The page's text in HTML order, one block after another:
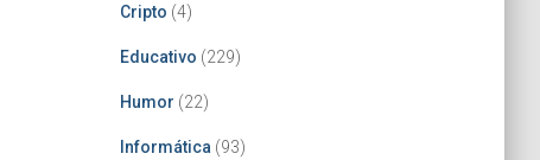
Cripto (4)
Educativo (229)
Humor (22)
Informática (93)